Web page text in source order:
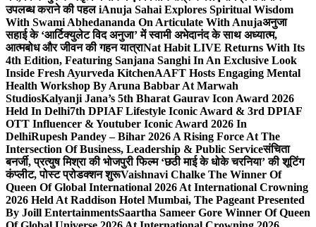
उपलब्ध कराने की पहल iAnuja Sahai Explores Spiritual Wisdom
With Swami Abhedananda On Articulate With Anujaअनुजा
सहाई के ‘आर्टिक्युलेट विद अनुजा’ में स्वामी अभेदानंद के साथ अध्यात्म,
आत्मबोध और जीवन की गहन यात्राNat Habit LIVE Returns With Its
4th Edition, Featuring Sanjana Sanghi In An Exclusive Look
Inside Fresh Ayurveda KitchenAAFT Hosts Engaging Mental
Health Workshop By Aruna Babbar At Marwah
StudiosKalyanji Jana’s 5th Bharat Gaurav Icon Award 2026
Held In Delhi7th DPIAF Lifestyle Iconic Award & 3rd DPIAF
OTT Influencer & Youtuber Iconic Award 2026 In
DelhiRupesh Pandey – Bihar 2026 A Rising Force At The
Intersection Of Business, Leadership & Public Serviceसंचिता
बनर्जी, प्रत्युष मिश्रा की भोजपुरी फिल्म ‘छठी माई के धोके चरनिया’ की शूटिंग
कंप्लीट, पोस्ट प्रोडक्शन शुरूVaishnavi Chalke The Winner Of
Queen Of Global International 2026 At International Crowning
2026 Held At Raddison Hotel Mumbai, The Pageant Presented
By Joill EntertainmentsSaartha Sameer Gore Winner Of Queen